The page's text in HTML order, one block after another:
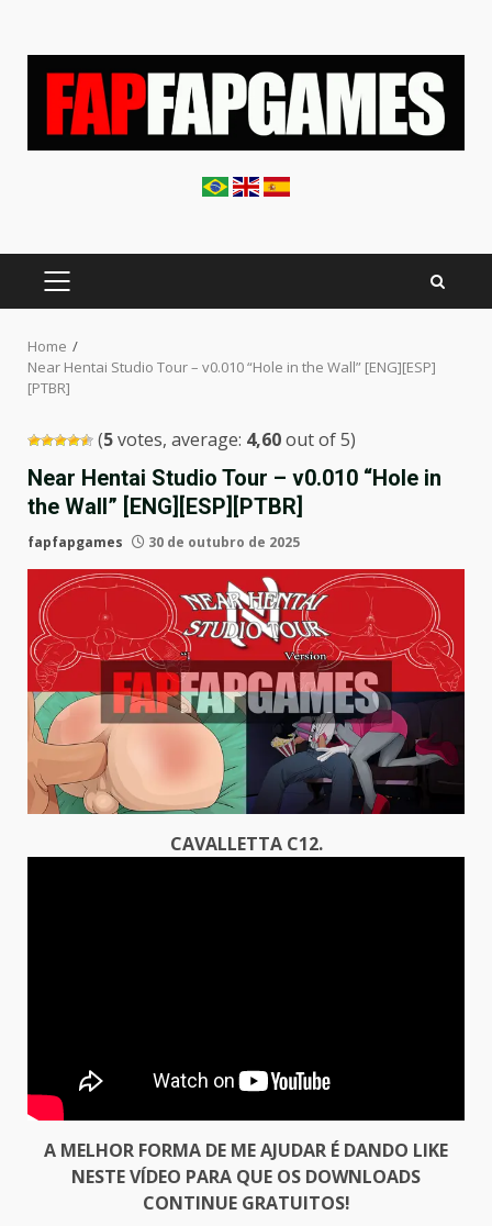
PRIMARY
MENU
Home
Near Hentai Studio Tour – v0.010 “Hole in the Wall” [ENG][ESP]
[PTBR]
(5votes, average: 4,60out of 5)
Near Hentai Studio Tour – v0.010 “Hole in
the Wall” [ENG][ESP][PTBR]
fapfapgames 30 de outubro de 2025
CAVALLETTA C12.
A MELHOR FORMA DE ME AJUDAR É DANDO LIKE
NESTE VÍDEO PARA QUE OS DOWNLOADS
CONTINUE GRATUITOS!